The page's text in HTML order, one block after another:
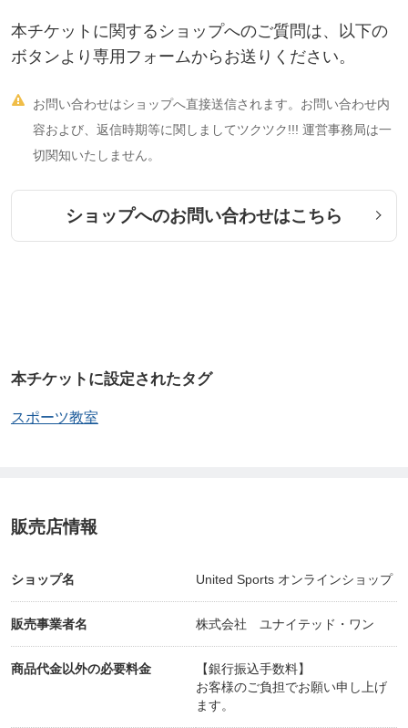
本チケットに関するショップへのご質問は、以下の
ボタンより専用フォームからお送りください。

お問い合わせはショップへ直接送信されます。お問い合わせ内
容および、返信時期等に関しましてツクツク!!! 運営事務局は一
切関知いたしません。
ショップへのお問い合わせはこちら
本チケットに設定されたタグ
スポーツ教室
販売店情報
ショップ名 United Sports オンラインショップ
販売事業者名 株式会社 ユナイテッド・ワン
商品代金以外の必要料金
【銀行振込手数料】
お客様のご負担でお願い申し上げ
ます。